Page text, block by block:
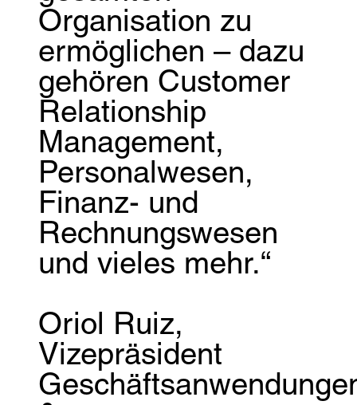
Organisation zu
ermöglichen – dazu
gehören Customer
Relationship
Management,
Personalwesen,
Finanz- und
Rechnungswesen
und vieles mehr.“
Oriol Ruiz,
Vizepräsident